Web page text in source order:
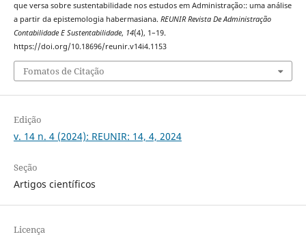
que versa sobre sustentabilidade nos estudos em Administração:: uma análise
a partir da epistemologia habermasiana. REUNIR Revista De Administração
Contabilidade E Sustentabilidade, 14(4), 1–19.
https://doi.org/10.18696/reunir.v14i4.1153
Fomatos de Citação
Edição
v. 14 n. 4 (2024): REUNIR: 14, 4, 2024
Seção
Artigos científicos
Licença